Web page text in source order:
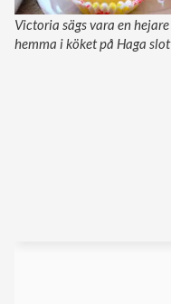
Victoria sägs vara en
hemma i köket på Haga